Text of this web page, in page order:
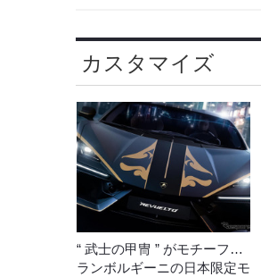
カスタマイズ
“ 武士の甲冑 ” がモチーフ…
ランボルギーニの日本限定モ